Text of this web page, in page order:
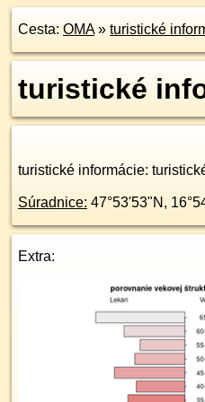
Cesta: OMA» turistické
turistické
turistické informácie:
Súradnice: 47°53'53"N ,
Extra: